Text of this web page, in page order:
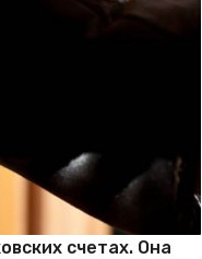
счетах. Она